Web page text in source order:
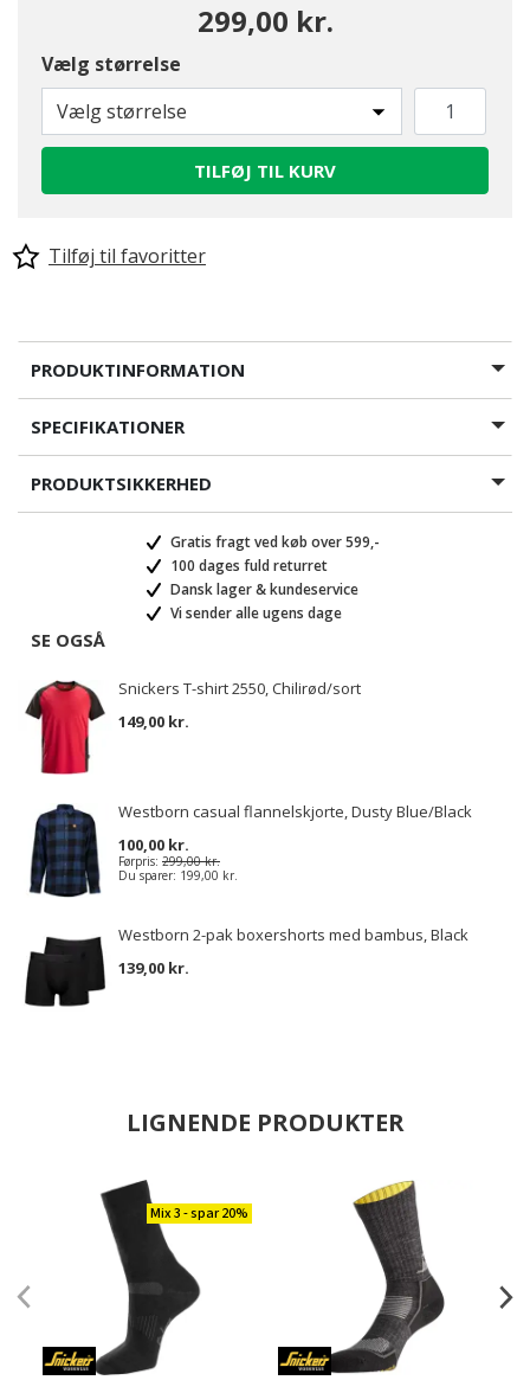
299,00 kr.
Vælg størrelse
Vælg størrelse
TILFØJ TIL KURV
Tilføj til favoritter
PRODUKTINFORMATION
SPECIFIKATIONER
PRODUKTSIKKERHED
Gratis fragt ved køb over 599,-
100 dages fuld returret
Dansk lager & kundeservice
Vi sender alle ugens dage
SE OGSÅ
Snickers T-shirt 2550, Chilirød/sort
149,00 kr.
Westborn casual flannelskjorte, Dusty Blue/Black
100,00 kr.
Førpris: 299,00 kr.
Du sparer: 199,00 kr.
Westborn 2-pak boxershorts med bambus, Black
139,00 kr.
LIGNENDE PRODUKTER
Mix 3 - spar 20%